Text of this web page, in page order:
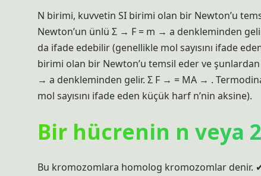
N birimi, kuvvetin SI birimi olan bir Newton’u
Newton’un ünlü Σ → F = m → a denkleminden
da ifade edebilir (genellikle mol sayısını ifade
birimi olan bir Newton’u temsil eder ve şunlardan
→ a denkleminden gelir. Σ F → = MA → .
mol sayısını ifade eden küçük harf n’nin aksine).
Bir hücrenin n veya
Bu kromozomlara homolog kromozomlar